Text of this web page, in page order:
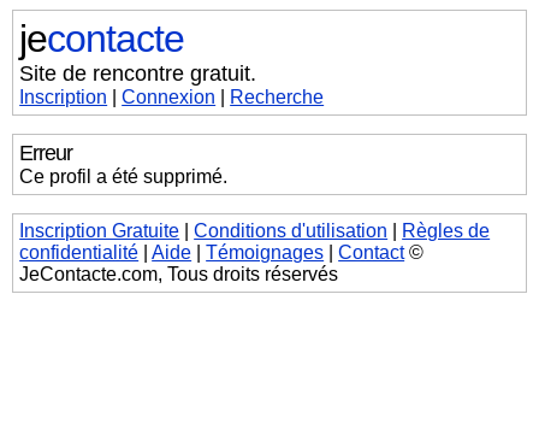
jecontacte
Site de rencontre gratuit.
Inscription |Connexion Recherche
Erreur
Ce profil a été supprimé.
Inscription Gratuite |Conditions d'utilisation
Règles de
confidentialité |Aide |Témoignages |Contact©
JeContacte.com, Tous droits réservés